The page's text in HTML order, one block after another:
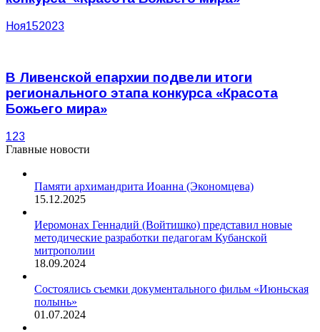
Ноя152023
В Ливенской епархии подвели итоги
регионального этапа конкурса «Красота
Божьего мира»
123
Главные новости
Памяти архимандрита Иоанна (Экономцева)
15.12.2025
Иеромонах Геннадий (Войтишко) представил новые
методические разработки педагогам Кубанской
митрополии
18.09.2024
Состоялись съемки документального фильм «Июньская
полынь»
01.07.2024